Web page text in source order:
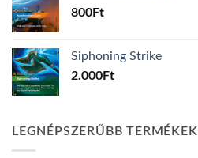
800Ft
Siphoning Strike
2.000Ft
LEGNÉPSZERŰBB TERMÉKEK